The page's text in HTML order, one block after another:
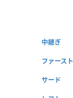
中継ぎ
ファースト
サード